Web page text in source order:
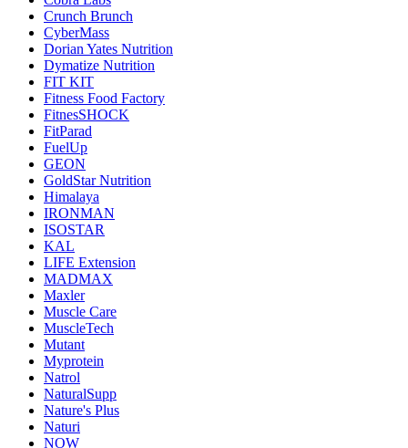
Crunch Brunch
CyberMass
Dorian Yates Nutrition
Dymatize Nutrition
FIT KIT
Fitness Food Factory
FitnesSHOCK
FitParad
FuelUp
GEON
GoldStar Nutrition
Himalaya
IRONMAN
ISOSTAR
KAL
LIFE Extension
MADMAX
Maxler
Muscle Care
MuscleTech
Mutant
Myprotein
Natrol
NaturalSupp
Nature's Plus
Naturi
NOW